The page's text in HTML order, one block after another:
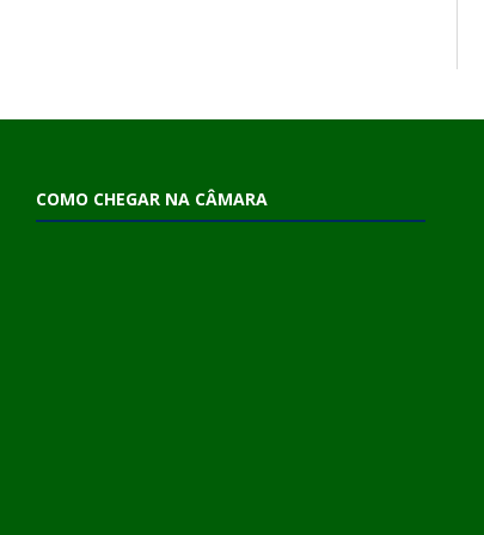
COMO CHEGAR NA CÂMARA